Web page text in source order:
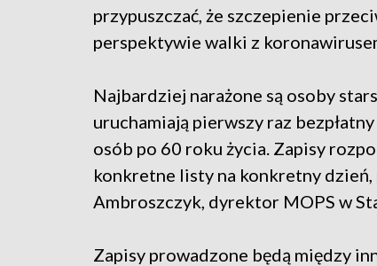
przypuszczać, że szczepienie
perspektywie walki z
Najbardziej narażone są osoby
uruchamiają pierwszy raz
osób po 60 roku życia. Zapisy
konkretne listy na konkretny
Ambroszczyk, dyrektor MOPS w
Zapisy prowadzone będą między